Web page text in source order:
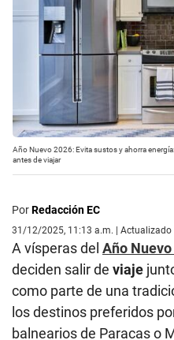
Año Nuevo 2026: Evita sustos y ahorra
antes de viajar
PorRedacción EC
31/12/2025, 11:13 a.m. |
A vísperas del Año
deciden salir de viaje
como parte de una
los destinos preferidos
balnearios de Paracas o